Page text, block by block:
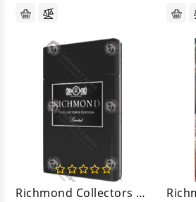
Richmond Collectors Edition